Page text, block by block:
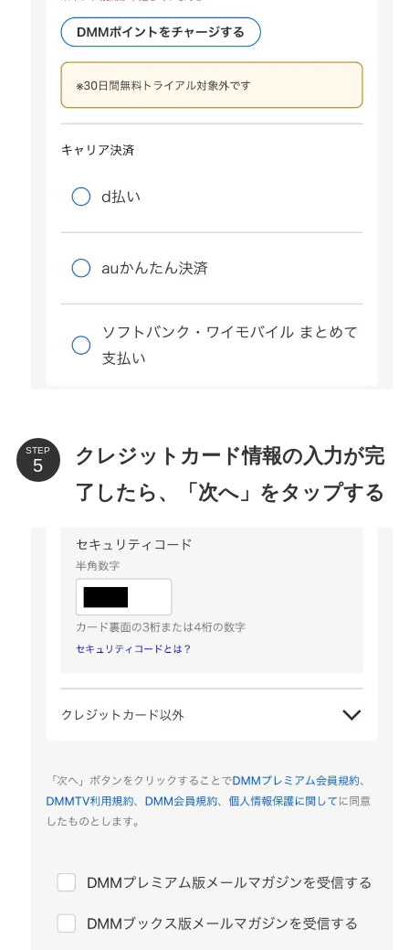
STEP
クレジットカード情報の入力が完
了したら、「次へ」をタップする